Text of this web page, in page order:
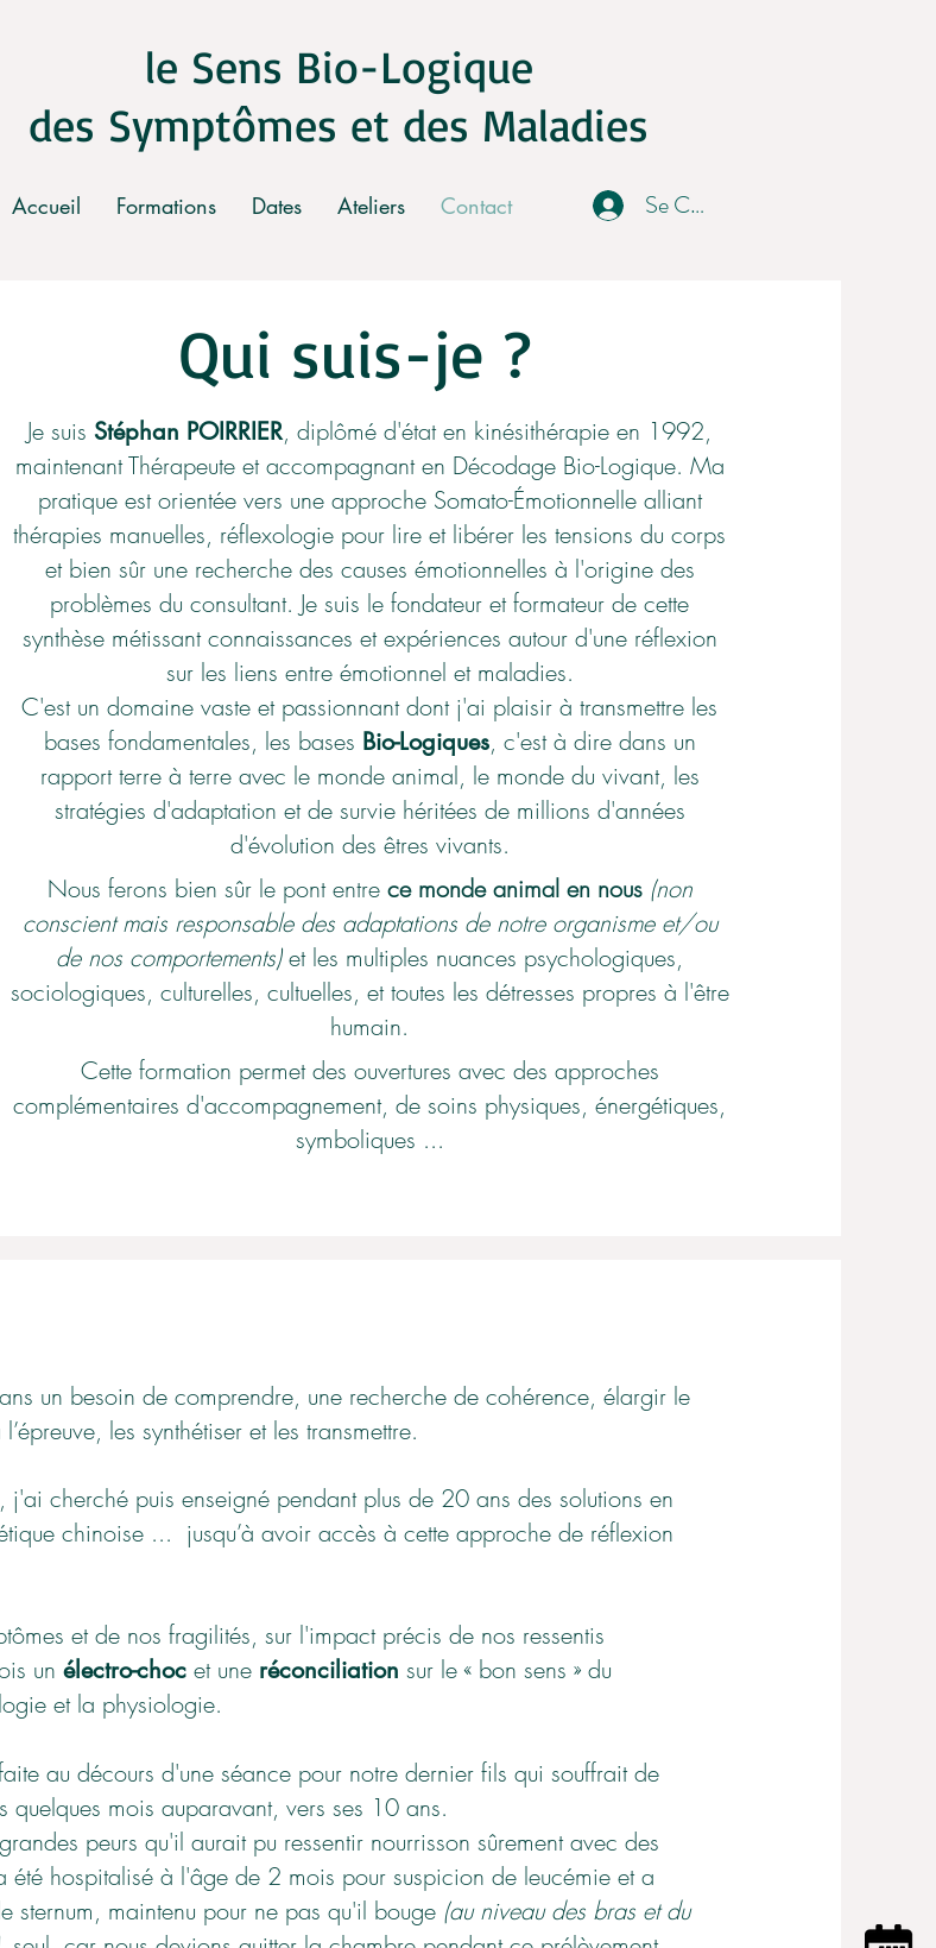
le Sens Bio-Logique
des Symptômes et des Maladies
Accueil Formations Dates Ateliers Contact Se Connecter
Qui suis-je ?
Je suisStéphan POIRRIER, diplômé d'état en kinésithérapie en 1992,
maintenant Thérapeute et accompagnant en Décodage Bio-Logique. Ma
pratique est orientée vers une approche Somato-Émotionnelle alliant
thérapies manuelles, réflexologie pour lire et libérer les tensions du corps
et bien sûr une recherche des causes émotionnelles à l'origine des
problèmes du consultant. Je suis le fondateur et formateur de cette
synthèse métissant connaissances et expériences autour d'une réflexion
sur les liens entre émotionnel et maladies.
C'est un domaine vaste et passionnant dont j'ai plaisir à transmettre les
bases fondamentales, les bases Bio-Logiques, c'est à dire dans un
rapport terre à terre avec le monde animal, le monde du vivant, les
stratégies d'adaptation et de survie héritées de millions d'années
d'évolution des êtres vivants.
Nous ferons bien sûr le pont entre ce monde animal en nous (non
conscient mais responsable des adaptations de notre organisme et/ou
de nos comportements)et les multiples nuances psychologiques,
sociologiques, culturelles, cultuelles, et toutes les détresses propres à l'être
humain.
Cette formation permet des ouvertures avec des approches
complémentairesd'accompagnement, de soins physiques, énergétiques,
symboliques ...
un besoin de comprendre, une recherche de cohérence, élargir le
les synthétiser et les transmettre.
j'ai cherché puis enseigné pendant plus de 20 ans des solutions en
chinoise ... jusqu’à avoir accès à cette approche de réflexion
et de nos fragilités, sur l'impact précis de nos ressentis
un électro-choc et une réconciliation sur le « bon sens » du
et la physiologie.
au décours d'une séance pour notre dernier fils qui souffrait de
quelques mois auparavant, vers ses 10 ans.
peurs qu'il aurait pu ressentir nourrisson sûrement avec des
hospitalisé à l'âge de 2 mois pour suspicion de leucémie et a
sternum, maintenu pour ne pas qu'il bouge (au niveau des bras et du